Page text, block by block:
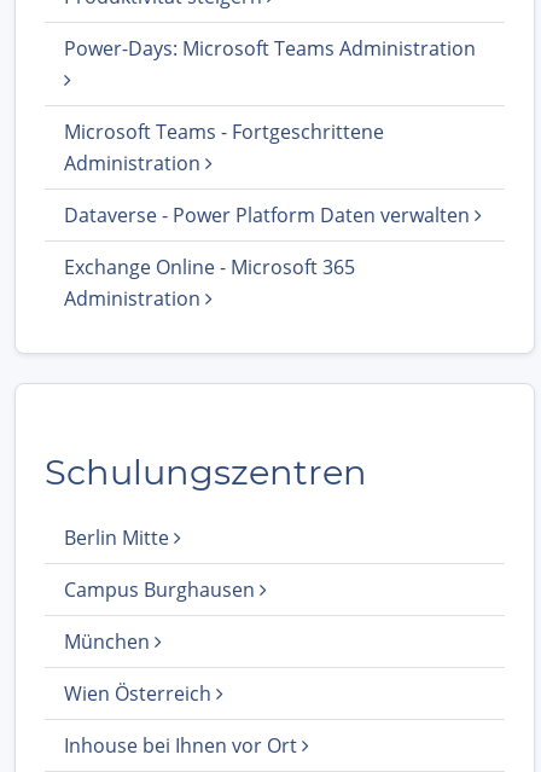
Power-Days: Microsoft Teams Administration
Microsoft Teams - Fortgeschrittene
Administration
Dataverse - Power Platform Daten verwalten
Exchange Online - Microsoft 365
Administration
Schulungszentren
Berlin Mitte
Campus Burghausen
München
Wien Österreich
Inhouse bei Ihnen vor Ort